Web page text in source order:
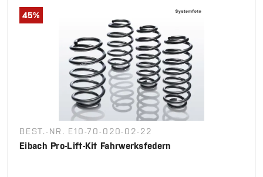
45%
BEST.-NR. E10-70-020-02-22
Eibach Pro-Lift-Kit Fahrwerksfedern